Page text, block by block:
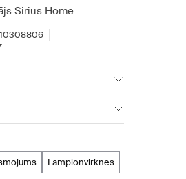
Sirius Home
lampionvirknes